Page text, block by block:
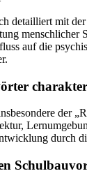
detailliert mit
menschlicher
auf die
der
durch